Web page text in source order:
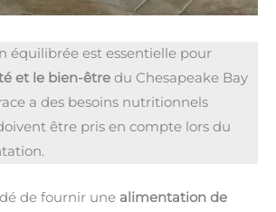
équilibrée est essentielle pour
et le bien-être du Chesapeake Bay
a des besoins nutritionnels
être pris en compte lors du
de fournir une alimentation de